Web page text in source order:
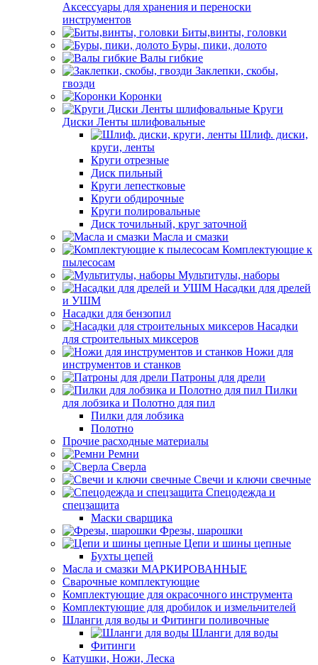
Аксессуары для хранения и переноски
инструментов
Биты,винты, головки
Буры, пики, долото
Валы гибкие
Заклепки, скобы,
гвозди
Коронки
Круги
Диски Ленты шлифовальные
Шлиф. диски,
круги, ленты
Круги отрезные
Диск пильный
Круги лепестковые
Круги обдирочные
Круги полировальные
Диск точильный, круг заточной
Масла и смазки
Комплектующие к
пылесосам
Мультитулы, наборы
Насадки для дрелей
и УШМ
Насадки для бензопил
Насадки
для строительных миксеров
Ножи для
инструментов и станков
Патроны для дрели
Пилки
для лобзика и Полотно для пил
Пилки для лобзика
Полотно
Прочие расходные материалы
Ремни
Сверла
Свечи и ключи свечные
Спецодежда и
спецзащита
Маски сварщика
Фрезы, шарошки
Цепи и шины цепные
Бухты цепей
Масла и смазки МАРКИРОВАННЫЕ
Сварочные комплектующие
Комплектующие для окрасочного инструмента
Комплектующие для дробилок и измельчителей
Шланги для воды и Фитинги поливочные
Шланги для воды
Фитинги
Катушки, Ножи, Леска